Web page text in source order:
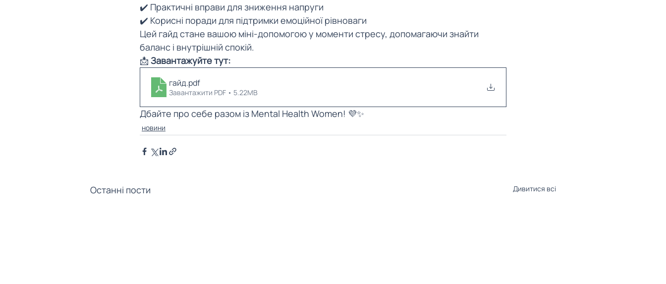
✔️ Практичні вправи для зниження напруги
✔️ Корисні поради для підтримки емоційної рівноваги
Цей гайд стане вашою міні-допомогою у моменти стресу, допомагаючи знайти
баланс і внутрішній спокій.
📩 Завантажуйте тут:
гайд.pdf
Завантажити PDF • 5.22MB
Дбайте про себе разом із Mental Health Women! 💜✨
новини
Останні пости Дивитися всі